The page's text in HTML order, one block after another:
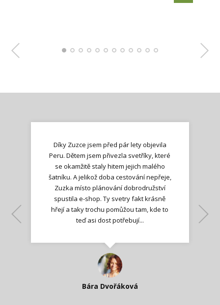
Díky Zuzce jsem před pár lety objevila
Peru. Dětem jsem přivezla svetříky, které
se okamžitě staly hitem jejich malého
šatníku. A jelikož doba cestování nepřeje,
Zuzka místo plánování dobrodružství
spustila e-shop. Ty svetry fakt krásně
hřejí a taky trochu pomůžou tam, kde to
teď asi dost potřebují...
Bára Dvořáková
Jana T.
Kateřina Veleta Štěpánová
Ilona M.
Lenka K.
Nadšená zpráva
Katka Perháčová
Smolková
Lenka K.